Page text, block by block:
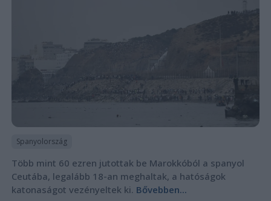
Spanyolország
Több mint 60 ezren jutottak be Marokkóból a spanyol
Ceutába, legalább 18-an meghaltak, a hatóságok
katonaságot vezényeltek ki. Bővebben...